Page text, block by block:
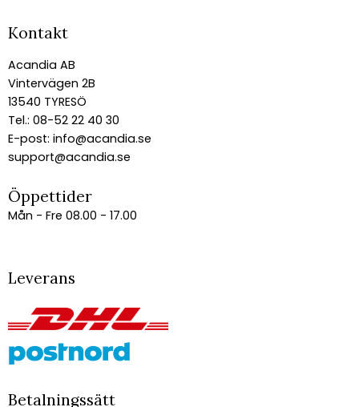
Kontakt
Acandia AB
Vintervägen 2B
13540 TYRESÖ
Tel.: 08-52 22 40 30
E-post: info@acandia.se
support@acandia.se
Öppettider
Mån - Fre 08.00 - 17.00
Leverans
Betalningssätt